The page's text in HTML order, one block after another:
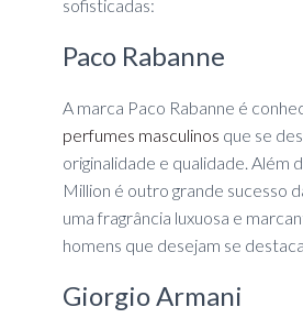
sofisticadas:
Paco Rabanne
A marca Paco Rabanne é
perfumes masculinos que se
originalidade e qualidade. Além
Million é outro grande sucesso
uma fragrância luxuosa e
homens que desejam se
Giorgio Armani